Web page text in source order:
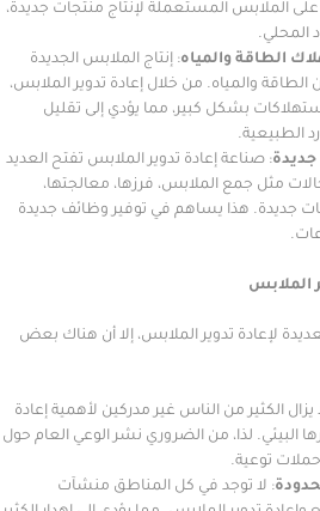
المستعملة لإنتاج منتجات جديدة،
والمياه: إنتاج الملابس الجديدة
من خلال إعادة تدوير الملابس،
بشكل كبير، مما يؤدي إلى تقليل
إعادة تدوير الملابس تفتح العديد
الملابس، فرزها، معالجتها،
هذا يساهم في توفير وظائف جديدة
تدوير الملابس، إلا أن هناك بعض
من الناس غير مدركين لأهمية إعادة
لذا، من الضروري نشر الوعي العام حول
توجد في كل المناطق منشآت